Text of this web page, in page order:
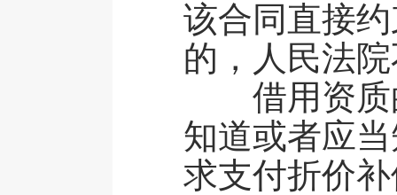
该合同直接
的，人民法
借用资质的
知道或者应
求支付折价